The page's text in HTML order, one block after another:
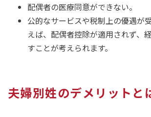
配偶者の医療同意ができない。
公的なサービスや税制上の優遇が
えば、配偶者控除が適用されず、
すことが考えられます。
夫婦別姓のデメリットと